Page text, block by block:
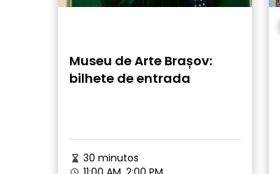
Museu de Arte Brașov:
bilhete de entrada
30 minutos